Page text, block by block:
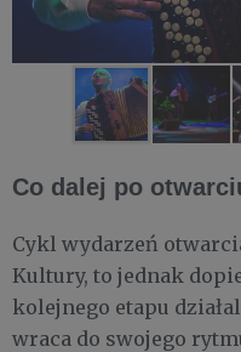
Co dalej po
Cykl wydarzeń
Kultury, to jednak
kolejnego etapu
wraca do swojego